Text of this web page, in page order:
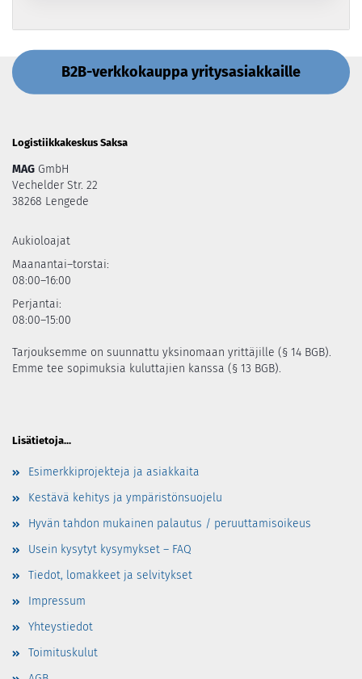
B2B-verkkokauppa yritysasiakkaille
Logistiikkakeskus Saksa
MAG GmbH
Vechelder Str. 22
38268 Lengede
Aukioloajat
Maanantai–torstai:
08:00–16:00
Perjantai:
08:00–15:00
Tarjouksemme on suunnattu yksinomaan yrittäjille (§ 14 BGB).
Emme tee sopimuksia kuluttajien kanssa (§ 13 BGB).
Lisätietoja...
Esimerkkiprojekteja ja asiakkaita
Kestävä kehitys ja ympäristönsuojelu
Hyvän tahdon mukainen palautus / peruuttamisoikeus
Usein kysytyt kysymykset – FAQ
Tiedot, lomakkeet ja selvitykset
Impressum
Yhteystiedot
Toimituskulut